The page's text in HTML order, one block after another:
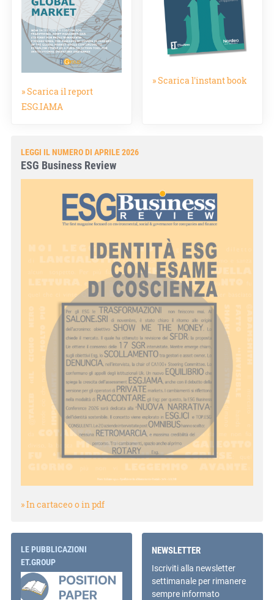
» Scarica il report
ESG.IAMA
» Scarica l'instant book
LEGGI IL NUMERO DI APRILE 2026
ESG Business Review
» In cartaceo o in pdf
LE PUBBLICAZIONI
ET.GROUP
NEWSLETTER
Iscriviti alla newsletter
settimanale per rimanere
sempre informato